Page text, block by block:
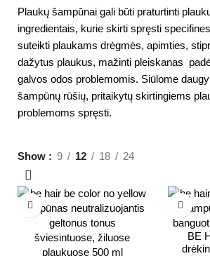
Plaukų šampūnai gali būti praturtinti
ingredientais, kurie skirti spręsti
suteikti plaukams drėgmės, apimties,
dažytus plaukus, mažinti pleiskanas
galvos odos problemomis. Siūlome
šampūnų rūšių, pritaikytų skirtingiems
problemoms spręsti.
Show 9 12 18 24
BE